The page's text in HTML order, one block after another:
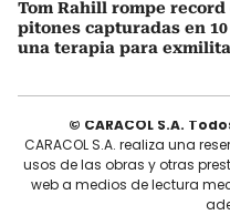
Tom Rahill rompe record
pitones capturadas en 10
una terapia para
© CARACOL S.A.
CARACOL S.A. realiza una
usos de las obras y otras
web a medios de lectura